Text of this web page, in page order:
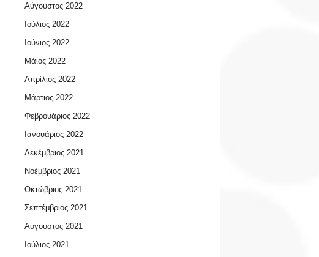
Αύγουστος 2022
Ιούλιος 2022
Ιούνιος 2022
Μάιος 2022
Απρίλιος 2022
Μάρτιος 2022
Φεβρουάριος 2022
Ιανουάριος 2022
Δεκέμβριος 2021
Νοέμβριος 2021
Οκτώβριος 2021
Σεπτέμβριος 2021
Αύγουστος 2021
Ιούλιος 2021